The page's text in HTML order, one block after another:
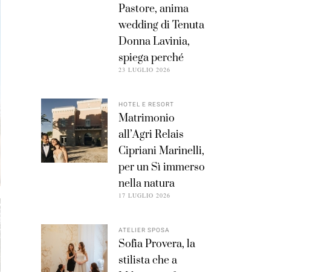
Pastore, anima
wedding di Tenuta
Donna Lavinia,
spiega perché
23 LUGLIO 2026
HOTEL E RESORT
Matrimonio
all’Agri Relais
Cipriani Marinelli,
per un Sì immerso
nella natura
17 LUGLIO 2026
ATELIER SPOSA
Sofia Provera, la
stilista che a